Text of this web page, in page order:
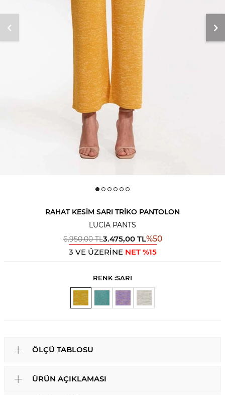
RAHAT KESIM SARI TRIKO PANTOLON
LUCIA PANTS
6.950,00TL3.475,00TL%50
3 VE ÜZERİNE NET %15
RENK :SARI
ÖLÇÜ TABLOSU
ÜRÜN AÇIKLAMASI